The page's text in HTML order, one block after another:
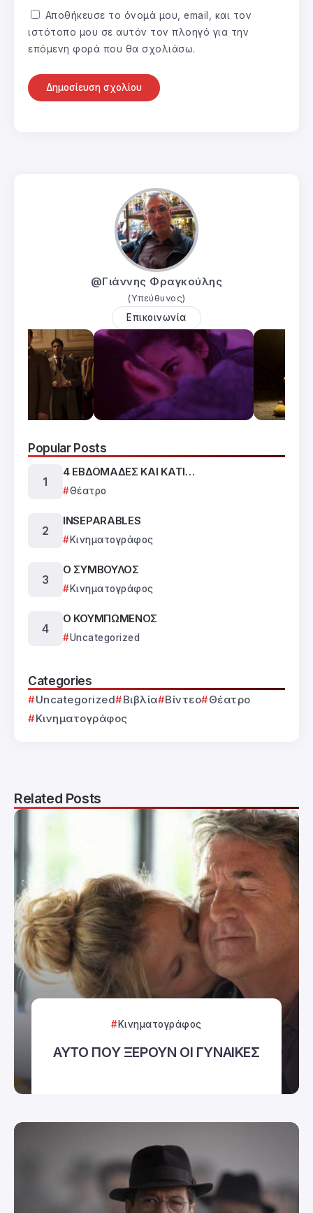
Αποθήκευσε το όνομά μου, email, και τον
ιστότοπο μου σε αυτόν τον πλοηγό για την
επόμενη φορά που θα σχολιάσω.
@Γιάννης Φραγκούλης
(Υπεύθυνος)
Επικοινωνία
Popular Posts
4 ΕΒΔΟΜΑΔΕΣ ΚΑΙ ΚΑΤΙ…
Θέατρο
INSEPARABLES
Κινηματογράφος
Ο ΣΥΜΒΟΥΛΟΣ
Κινηματογράφος
Ο ΚΟΥΜΠΩΜΕΝΟΣ
Uncategorized
Categories
Uncategorized Βιβλία Βίντεο
Θέατρο
Κινηματογράφος
Related Posts
Κινηματογράφος
ΑΥΤΟ ΠΟΥ ΞΕΡΟΥΝ ΟΙ ΓΥΝΑΙΚΕΣ